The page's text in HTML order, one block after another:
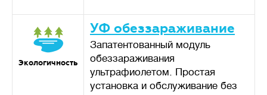
Экологичность
УФ обеззараживание
Запатентованный модуль
обеззараживания
ультрафиолетом. Простая
установка и обслуживание без
Накопительныесептики
(выгребные ямы, герметичные
резервуары) — накопление
сточных вод без очистки,